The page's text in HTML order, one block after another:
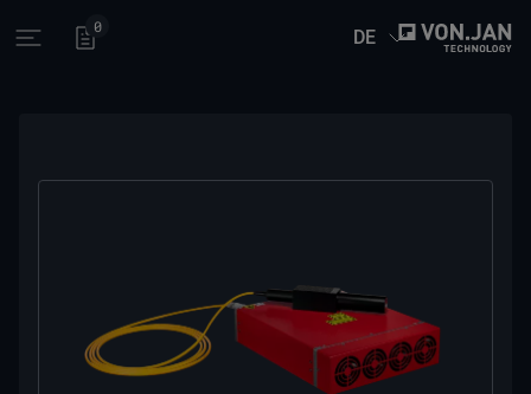
Open main menu
0 DE